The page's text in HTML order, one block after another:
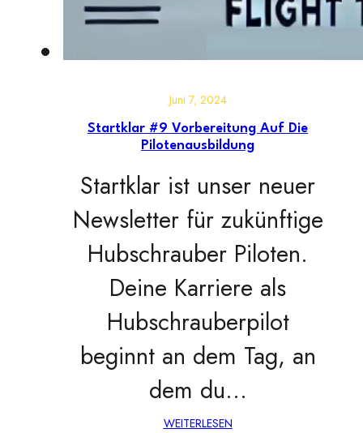
Juni 7, 2024
Startklar #9 Vorbereitung Auf Die
Pilotenausbildung
Startklar ist unser neuer
Newsletter für zukünftige
Hubschrauber Piloten.
Deine Karriere als
Hubschrauberpilot
beginnt an dem Tag, an
dem du…
WEITERLESEN